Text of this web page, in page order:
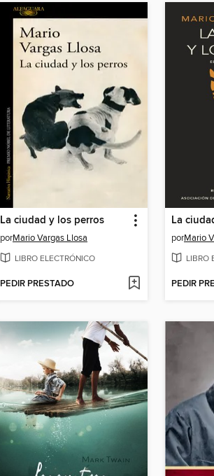
La ciudad y los perros
porMario Vargas Llosa
LIBRO ELECTRÓNICO
PEDIR PRESTADO
La
porMario
LIBRO
PEDIR